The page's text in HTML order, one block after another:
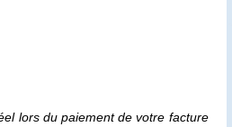
lors du paiement devotre facture